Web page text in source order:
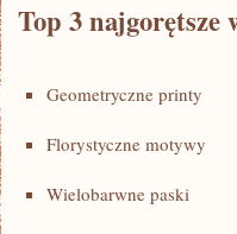
Top‍ 3 najgorętsze‌
Geometryczne ‍printy
Florystyczne motywy
Wielobarwne paski